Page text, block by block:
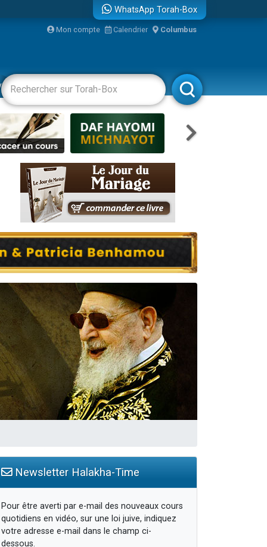
WhatsApp Torah-Box
Mon compte Calendrier Columbus
Livres Rabbanim
Newsletter Halakha-Time
Pour être averti par e-mail des nouveaux cours
quotidiens en vidéo, sur une loi juive, indiquez
votre adresse e-mail dans le champ ci-
dessous.